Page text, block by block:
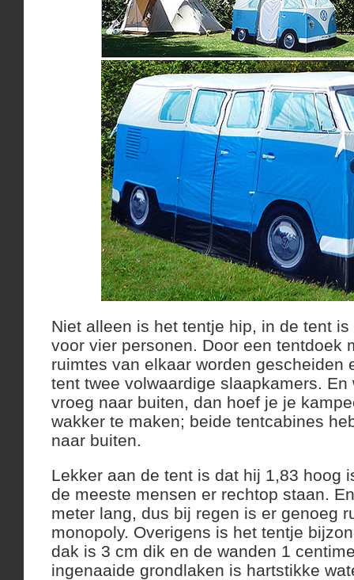
Niet alleen is het tentje hip, in de tent
voor vier personen. Door een tentdoek
ruimtes van elkaar worden gescheiden
tent twee volwaardige slaapkamers. En
vroeg naar buiten, dan hoef je je
wakker te maken; beide tentcabines
naar buiten.
Lekker aan de tent is dat hij 1,83 hoog
de meeste mensen er rechtop staan.
meter lang, dus bij regen is er genoeg
monopoly. Overigens is het tentje
dak is 3 cm dik en de wanden 1
ingenaaide grondlaken is hartstikke